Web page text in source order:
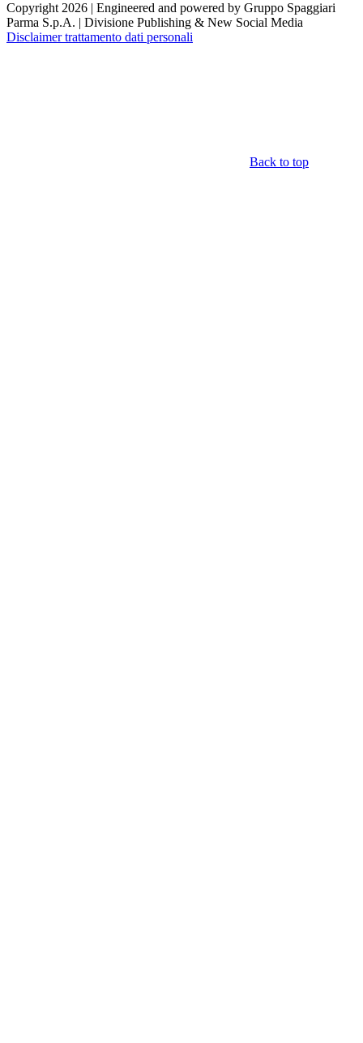
Copyright 2026 | Engineered and powered by Gruppo Spaggiari
Parma S.p.A. | Divisione Publishing & New Social Media
Disclaimer trattamento dati personali
Back to top